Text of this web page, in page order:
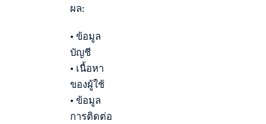
ผล:
• ข้อมูล
บัญชี
• เนื้อหา
ของผู้ใช้
• ข้อมูล
การติดต่อ